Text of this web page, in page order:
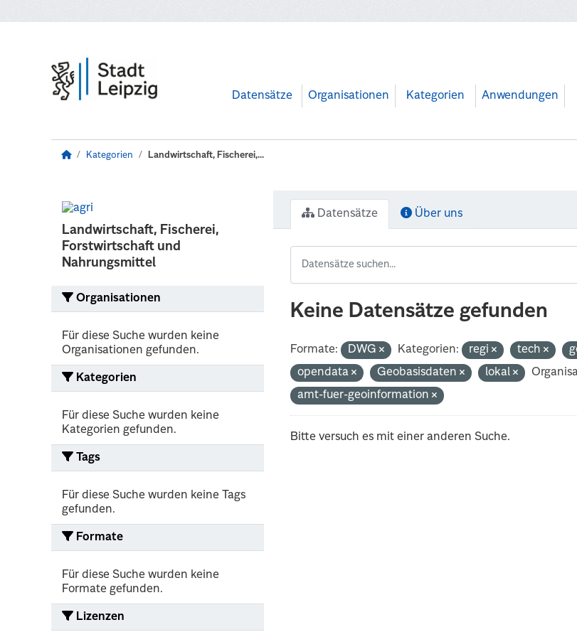
Datensätze Organisationen Kategorien Anwendungen
Kategorien Landwirtschaft, Fischerei,...
Landwirtschaft, Fischerei,
Forstwirtschaft und
Nahrungsmittel
Organisationen
Für diese Suche wurden keine
Organisationen gefunden.
Kategorien
Für diese Suche wurden keine
Kategorien gefunden.
Tags
Für diese Suche wurden keine Tags
gefunden.
Formate
Für diese Suche wurden keine
Formate gefunden.
Lizenzen
Datensätze Über uns
Keine Datensätze gefunden
Formate: DWG Kategorien: regi tech
opendata
Geobasisdaten lokal
amt-fuer-geoinformation
Bitte versuch es mit einer anderen Suche.